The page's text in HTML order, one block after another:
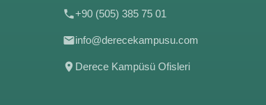
+90 (505) 385 75 01
info@derecekampusu.com
Derece Kampüsü Ofisleri